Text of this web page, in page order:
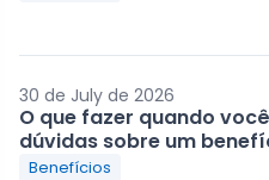
30 de July de 2026
O que fazer quando
dúvidas sobre um
Benefícios